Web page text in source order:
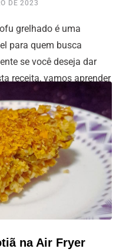
DE 2023
grelhado é uma
para quem busca
se você deseja dar
receita, vamos aprender
Air Fryer, uma técnica
por fora e macia
na Air Fryer